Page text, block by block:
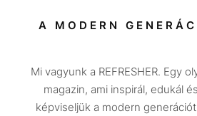
Társadalom
Utazás
Életmód
A MODERN
Mi vagyunk a REFRESHER. Egy
magazin, ami inspirál, edukál
képviseljük a modern